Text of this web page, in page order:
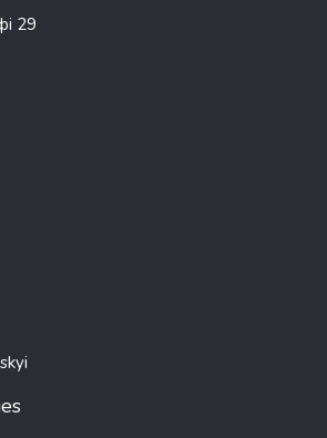
29